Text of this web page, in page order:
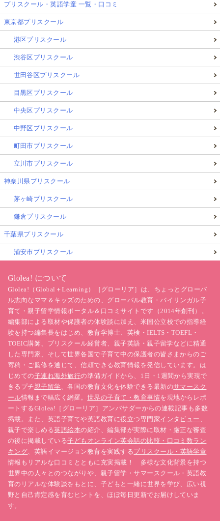
プリスクール・英語学童 一覧・口コミ
東京都プリスクール
港区プリスクール
渋谷区プリスクール
世田谷区プリスクール
目黒区プリスクール
中央区プリスクール
中野区プリスクール
町田市プリスクール
立川市プリスクール
神奈川県プリスクール
茅ヶ崎プリスクール
鎌倉プリスクール
千葉県プリスクール
浦安市プリスクール
Glolea! について
Glolea!（Global＋Learning）［グローリア］は、ちょっとグローバ
ル志向なママ＆キッズのための、グローバル教育・バイリンガル子
育て・親子留学情報ポータル＆口コミサイトです（2014年創刊）。
編集部による取材や保護者の体験談に加え、米国公立校での指導経
験を持つ編集長をはじめ、教育学博士、英検・IELTS・TOEFL・
TOEIC講師、プリスクール経営者、親子英語・親子留学などに精通
した専門家、そして世界各国で子育て中の保護者の皆さまからのご
寄稿・ご監修を通じて、信頼できる教育情報を発信しています。は
じめての子連れ海外旅行の準備ガイドから、1日・1週間から実現で
きるプチ親子留学、各国の教育文化を体験できる最新のサマースク
ール情報まで幅広く網羅。 世界の子育て・教育事情を現地からレポ
ートするGlolea!［グローリア］アンバサダーからの連載記事も多数
掲載。また、英語子育てや英語教育に役立つ専門家インタビュー 、
親子で楽しめる英語絵本の紹介、編集部が実際に取材・厳正な審査
の後に掲載している子どもオンライン英会話の比較・口コミ数ラン
キング、英語イマージョン教育を実践するプリスクール・英語学童
情報もリアルな口コミとともに充実掲載！ 多様な文化背景を持つ
世界中の人々とのつながりや、親子留学・サマースクール・英語教
育のリアルな体験談をもとに、子どもと一緒に世界を学び、広い視
野と自己肯定感を育むヒントを、ほぼ毎日更新でお届けしていま
す。